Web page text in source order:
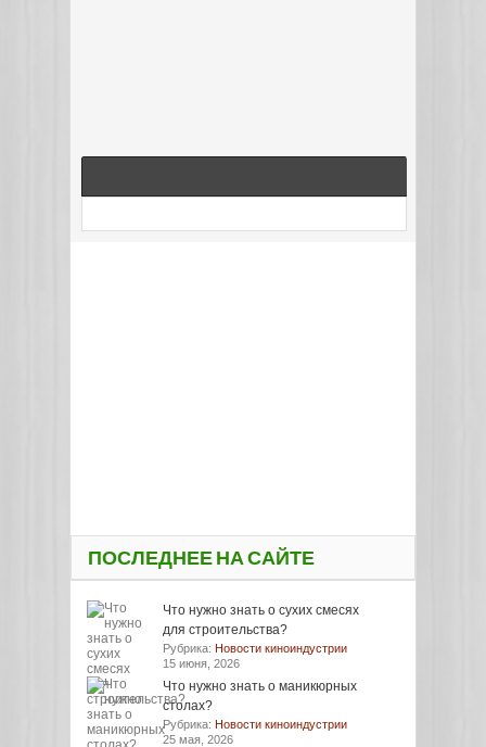
ПОСЛЕДНЕЕ НА САЙТЕ
Что нужно знать о сухих смесях
для строительства?
Рубрика: Новости киноиндустрии
15 июня, 2026
Что нужно знать о маникюрных
столах?
Рубрика: Новости киноиндустрии
25 мая, 2026